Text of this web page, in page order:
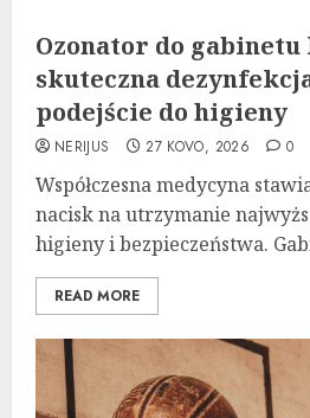
Ozonator do
skuteczna
podejście do higieny
NERIJUS 27 KOVO, 2026 0
Współczesna medycyna
nacisk na utrzymanie
higieny i bezpieczeństwa.
READ MORE